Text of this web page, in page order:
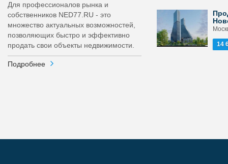
Для профессионалов рынка и
собственников NED77.RU - это
множество актуальных возможностей,
позволяющих быстро и эффективно
продать свои объекты недвижимости.
Подробнее
14